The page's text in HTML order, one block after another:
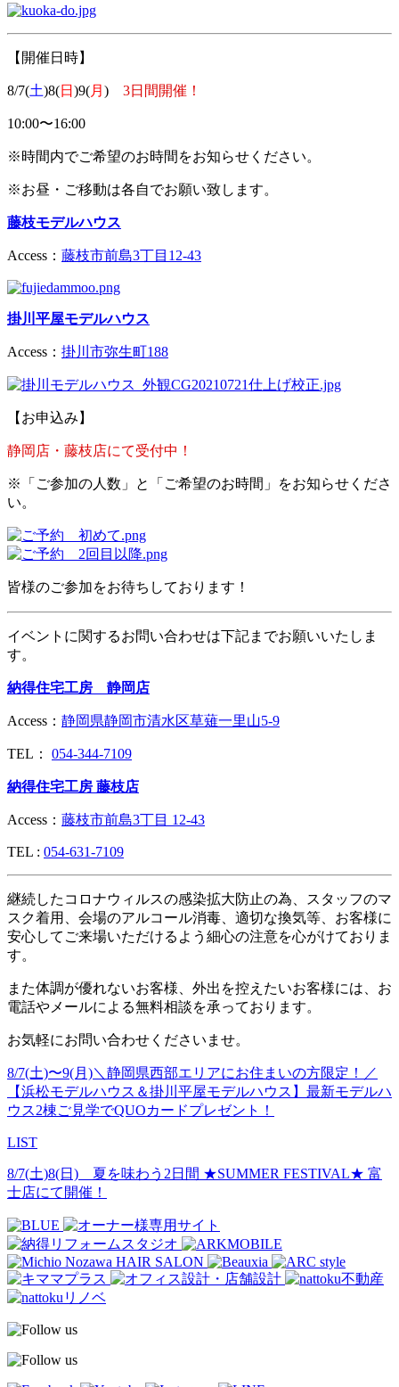
【開催日時】
8/7(土)8(日 )9(月 ) 3日間開催！
10:00〜16:00
※時間内でご希望のお時間をお知らせください。
※お昼・ご移動は各自でお願い致します。
藤枝モデルハウス
Access： 藤枝市前島3丁目12-43
掛川平屋モデルハウス
Access： 掛川市弥生町188
【お申込み】
静岡店・藤枝店にて受付中！
※ 「 ご参加の人数」と
「ご希望のお時間」をお知らせくださ
い。
皆様のご参加をお待ちしております！
イベントに関するお問い合わせは下記までお願いいたしま
す。
納得住宅工房 静岡店
Access： 静岡県静岡市清水区草薙一里山5-9
TEL： 054-344-7109
納得住宅工房 藤枝店
Access： 藤枝市前島3丁目 12-43
TEL : 054-631-7109
継続したコロナウィルスの感染拡大防止の為、スタッフのマ
スク着用、会場のアルコール消毒、適切な換気等、お客様に
安心してご来場いただけるよう細心の注意を心がけておりま
す。
また体調が優れないお客様、外出を控えたいお客様には、お
電話やメールによる無料相談を承っております。
お気軽にお問い合わせくださいませ。
8/7(土)〜9(月)＼静岡県西部エリアにお住まいの方限定！／
【浜松モデルハウス＆掛川平屋モデルハウス】最新モデルハ
ウス2棟ご見学でQUOカードプレゼント！
LIST
8/7(土)8(日) 夏を味わう2日間 ★SUMMER FESTIVAL★ 富
士店にて開催！